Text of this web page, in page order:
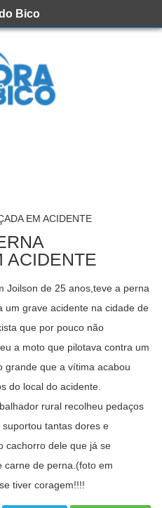
Bico
EM ACIDENTE
ACIDENTE
Joilson de 25 anos,teve a perna
um grave acidente na cidade de
que por pouco não
a moto que pilotava contra um
grande que a vítima acabou
do local do acidente.
rural recolheu pedaços
tantas dores e
cachorro dele que já se
carne de perna.(foto em
tiver coragem!!!!